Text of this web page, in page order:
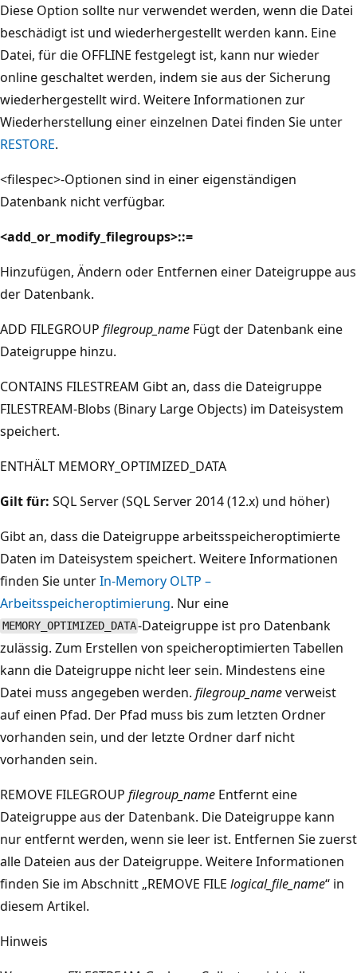
Diese Option sollte nur verwendet werden, wenn die Datei
beschädigt ist und wiederhergestellt werden kann. Eine
Datei, für die OFFLINE festgelegt ist, kann nur wieder
online geschaltet werden, indem sie aus der Sicherung
wiederhergestellt wird. Weitere Informationen zur
Wiederherstellung einer einzelnen Datei finden Sie unter
RESTORE.
<filespec>-Optionen sind in einer eigenständigen
Datenbank nicht verfügbar.
<add_or_modify_filegroups>::=
Hinzufügen, Ändern oder Entfernen einer Dateigruppe aus
der Datenbank.
ADD FILEGROUP filegroup_name Fügt der Datenbank eine
Dateigruppe hinzu.
CONTAINS FILESTREAM Gibt an, dass die Dateigruppe
FILESTREAM-Blobs (Binary Large Objects) im Dateisystem
speichert.
ENTHÄLT MEMORY_OPTIMIZED_DATA
Gilt für: SQL Server (SQL Server 2014 (12.x) und höher)
Gibt an, dass die Dateigruppe arbeitsspeicheroptimierte
Daten im Dateisystem speichert. Weitere Informationen
finden Sie unterIn-Memory OLTP –
Arbeitsspeicheroptimierung. Nur eine
MEMORY_OPTIMIZED_DATA-Dateigruppe ist pro Datenbank
zulässig. Zum Erstellen von speicheroptimierten Tabellen
kann die Dateigruppe nicht leer sein. Mindestens eine
Datei muss angegeben werden. filegroup_nameverweist
auf einen Pfad. Der Pfad muss bis zum letzten Ordner
vorhanden sein, und der letzte Ordner darf nicht
vorhanden sein.
REMOVE FILEGROUP filegroup_name Entfernt eine
Dateigruppe aus der Datenbank. Die Dateigruppe kann
nur entfernt werden, wenn sie leer ist. Entfernen Sie zuerst
alle Dateien aus der Dateigruppe. Weitere Informationen
finden Sie im Abschnitt „REMOVE FILE logical_file_name“ in
diesem Artikel.
Hinweis